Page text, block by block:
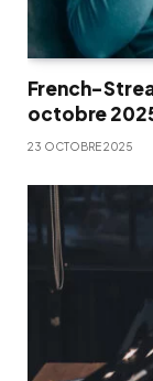
French-
octobre
23 OCTOBRE 2025